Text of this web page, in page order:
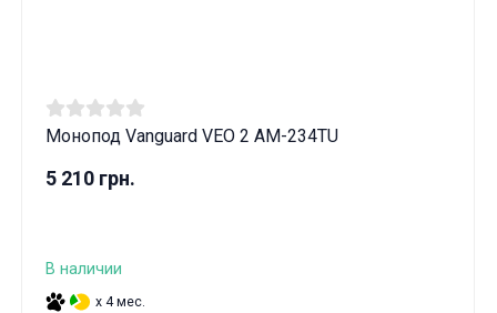
Монопод Vanguard VEO 2 AM-234TU
5 210 грн.
В наличии
x 4 мес.